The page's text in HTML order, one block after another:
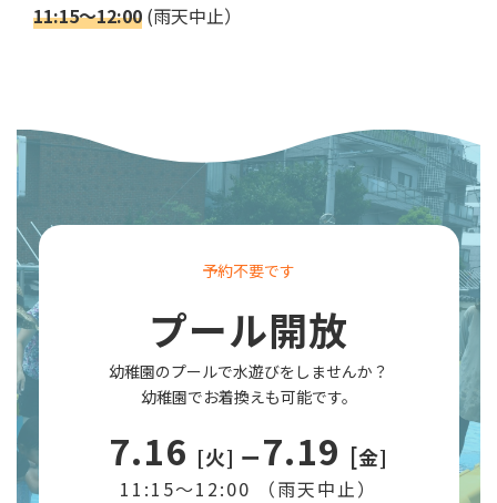
11:15～12:00 (雨天中止）
予約不要です
プール開放
幼稚園のプールで水遊びをしませんか？
幼稚園でお着換えも可能です。
7.16 [火] ー7.19 [金]
11:15～12:00 （雨天中止）